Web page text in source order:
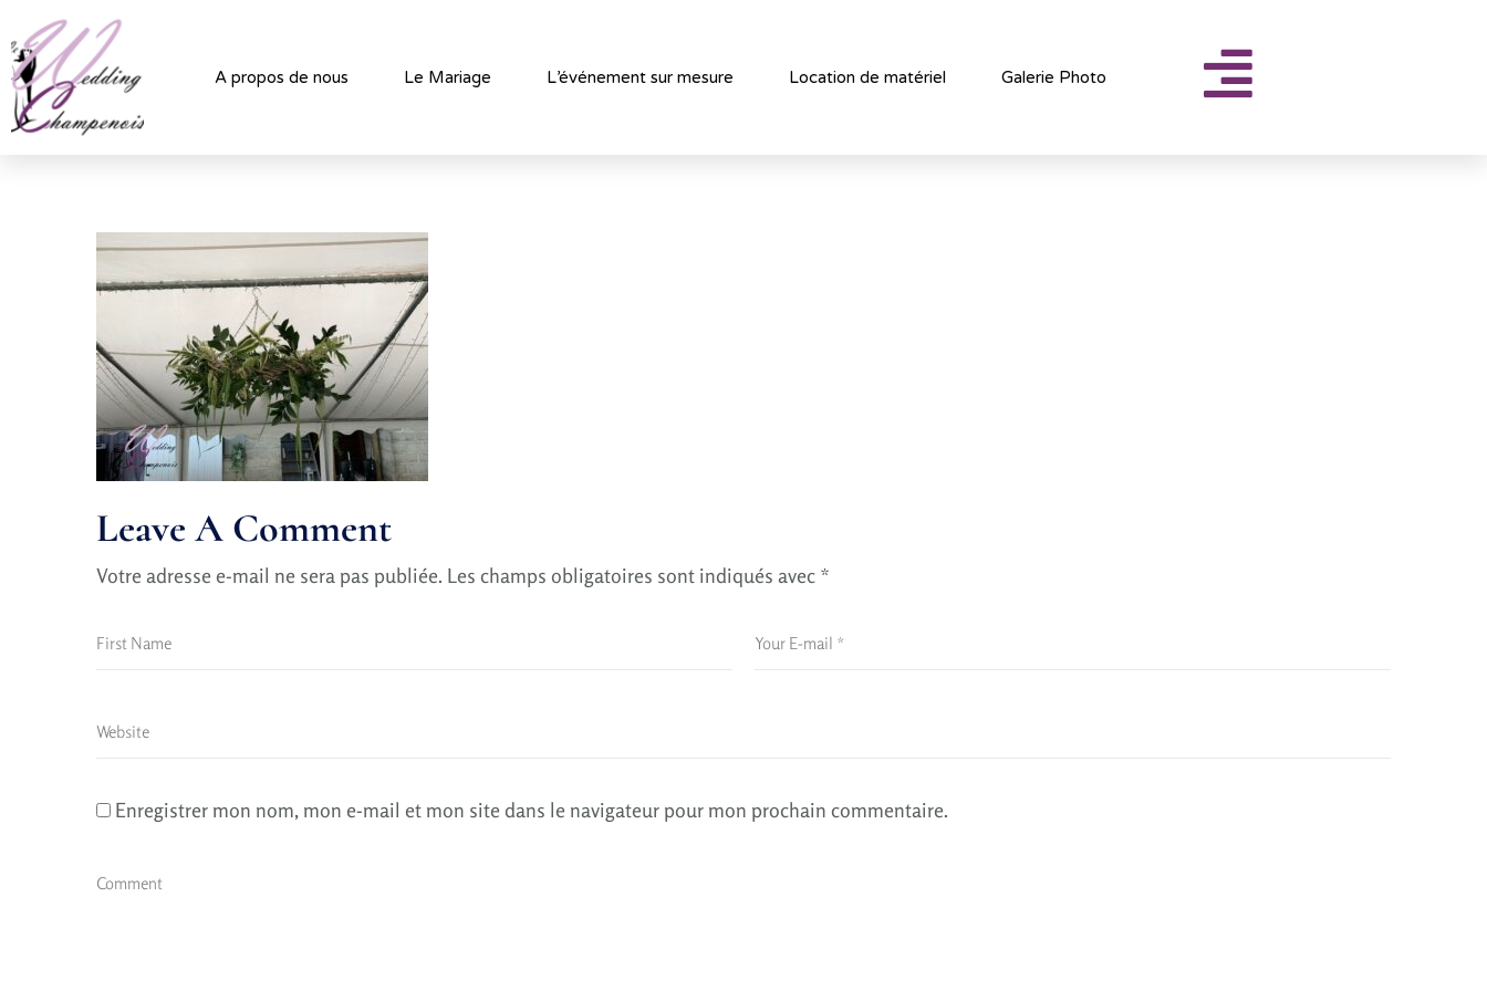
A propos de nous Le Mariage L’événement sur mesure Location de matériel Galerie Photo
Leave A Comment
Votre adresse e-mail ne sera pas publiée. Les champs obligatoires sont indiqués avec *
Enregistrer mon nom, mon e-mail et mon site dans le navigateur pour mon prochain commentaire.